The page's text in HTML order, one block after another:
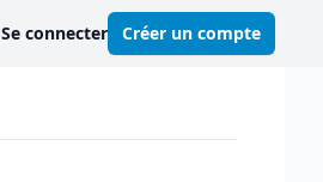
Se connecter Créer un compte